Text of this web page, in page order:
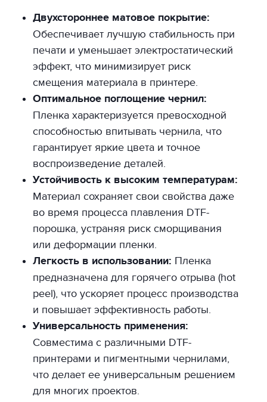
Двухстороннее матовое покрытие:
Обеспечивает лучшую стабильность при
печати и уменьшает электростатический
эффект, что минимизирует риск
смещения материала в принтере.
Оптимальное поглощение чернил:
Пленка характеризуется превосходной
способностью впитывать чернила, что
гарантирует яркие цвета и точное
воспроизведение деталей.
Устойчивость к высоким температурам:
Материал сохраняет свои свойства даже
во время процесса плавления DTF-
порошка, устраняя риск сморщивания
или деформации пленки.
Легкость в использовании: Пленка
предназначена для горячего отрыва (hot
peel), что ускоряет процесс производства
и повышает эффективность работы.
Универсальность применения:
Совместима с различными DTF-
принтерами и пигментными чернилами,
что делает ее универсальным решением
для многих проектов.